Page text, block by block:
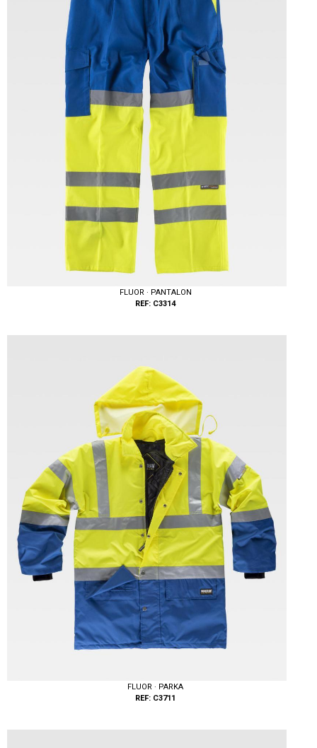
Tallas: S, M, L, XL, XXL
Tallas: 38, 40, 42, 44, 46, 48, 50, 52, 54
FLUOR · PANTALON
REF: C3314
FLUOR · PARKA
REF: C3711